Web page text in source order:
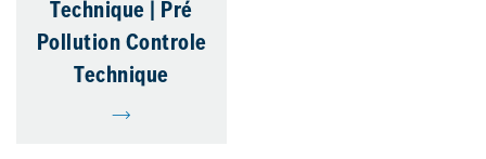
Technique | Pré
Pollution Controle
Technique